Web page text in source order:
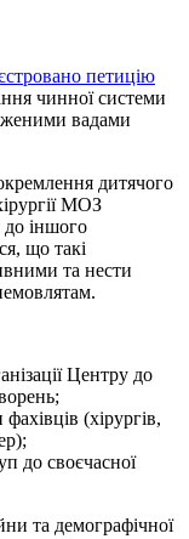
петицію
чинної системи
вадами
дитячого
МОЗ
іншого
що такі
та нести
Центру до
(хірургів,
до своєчасної
та демографічної